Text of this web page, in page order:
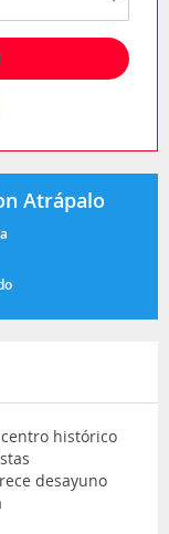
Atrápalo
histórico
desayuno